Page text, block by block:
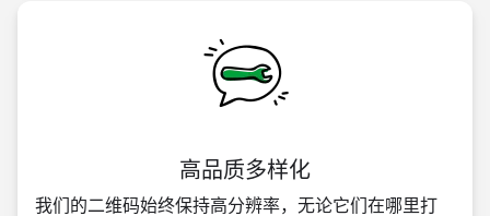
高品质多样化
我们的二维码始终保持高分辨率，无论它们在哪里打